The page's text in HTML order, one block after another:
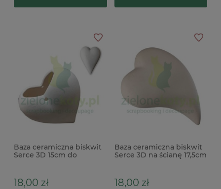
Baza ceramiczna biskwit
Serce 3D 15cm do
18,00 zł
Baza ceramiczna biskwit
Serce 3D na ścianę 17,5cm
18,00 zł